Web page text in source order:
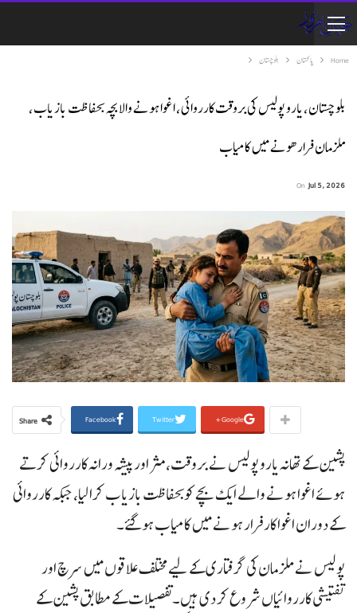
Home پاکستان بلوچستان
بلوچستان،یارو پولیس کی بروقت کارروائی، اغوا ہونے والا بچہ بحفاظت بازیاب،
ملزمان فرار ھونے میں کامیاب
On Jul 5, 2026
Share Facebook Twitter Google+
پشین کے تھانہ یارو پولیس نے بروقت، مثر اور پیشہ ورانہ کارروائی کرتے
ہوئے اغوا ہونے والے ایک بچے کو بحفاظت بازیاب کرا لیا، جبکہ کارروائی
کے دوران اغوا کار فرار ہونے میں کامیاب ہوگئے۔
پولیس نے ملزمان کی گرفتاری کے لیے مختلف علاقوں میں سرچ اور
تفتیشی کارروائیاں شروع کر دی ہیں۔تفصیلات کے مطابق پشین کے